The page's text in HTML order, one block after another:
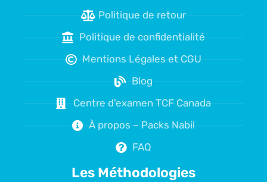
Politique de retour
Politique de confidentialité
Mentions Légales et CGU
Blog
Centre d'examen TCF Canada
À propos – Packs Nabil
FAQ
Les Méthodologies